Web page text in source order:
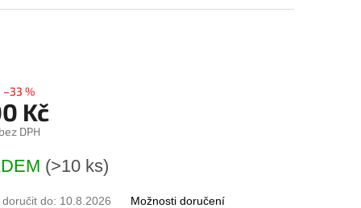
–33 %
Kč
DPH
(>10 ks)
do: 10.8.2026 Možnosti doručení